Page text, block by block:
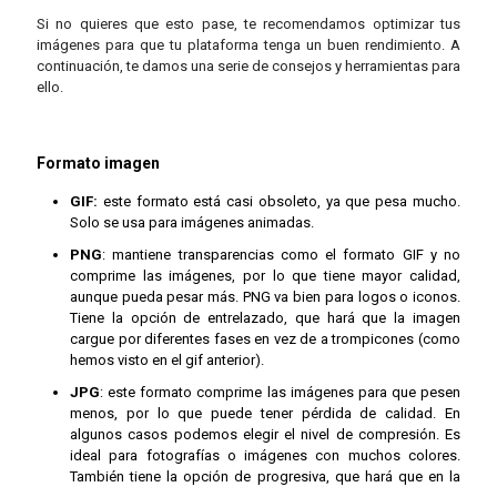
Si no quieres que esto pase, te recomendamos optimizar tus
imágenes para que tu plataforma tenga un buen rendimiento. A
continuación, te damos una serie de consejos y herramientas para
ello.
Formato imagen
GIF: este formato está casi obsoleto, ya que pesa mucho.
Solo se usa para imágenes animadas.
PNG: mantiene transparencias como el formato GIF y no
comprime las imágenes, por lo que tiene mayor calidad,
aunque pueda pesar más. PNG va bien para logos o iconos.
Tiene la opción de entrelazado, que hará que la imagen
cargue por diferentes fases en vez de a trompicones (como
hemos visto en el gif anterior).
JPG: este formato comprime las imágenes para que pesen
menos, por lo que puede tener pérdida de calidad. En
algunos casos podemos elegir el nivel de compresión. Es
ideal para fotografías o imágenes con muchos colores.
También tiene la opción de progresiva, que hará que en la